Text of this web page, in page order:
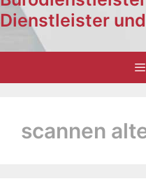
Dienstleister
scannen